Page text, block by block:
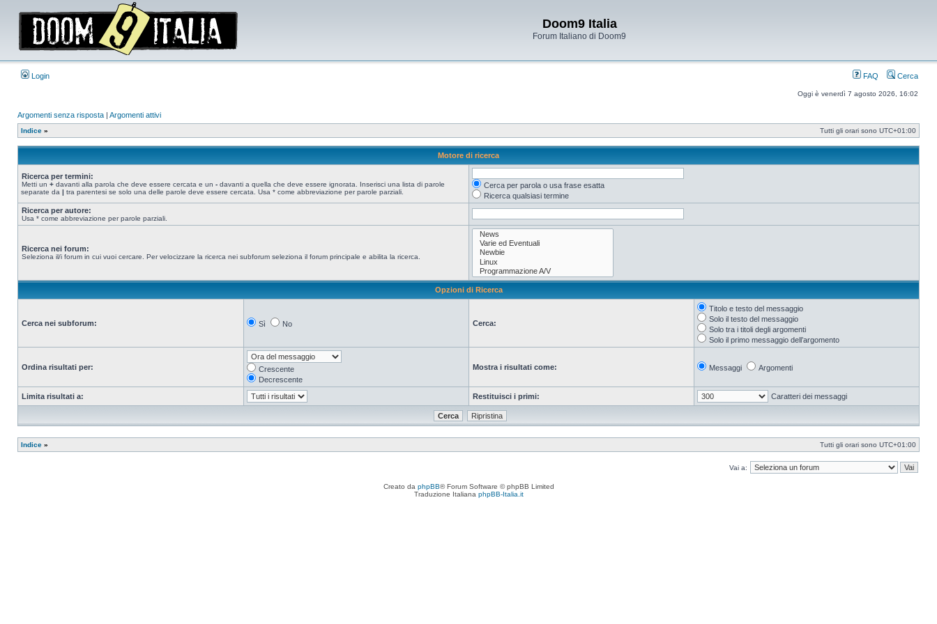
Doom9 Italia
Forum Italiano di Doom9
Login FAQ Cerca
Oggi è venerdì 7 agosto 2026, 16:02
Argomenti senza risposta | Argomenti attivi
Indice » Tutti gli orari sono UTC+01:00
Motore di ricerca
Ricerca per termini:
Metti un + davanti alla parola che deve essere cercata e un - davanti a quella che deve essere ignorata. Inserisci una lista di parole
separate da | tra parentesi se solo una delle parole deve essere cercata. Usa * come abbreviazione per parole parziali.
Cerca per parola o usa frase esatta
Ricerca qualsiasi termine
Ricerca per autore:
Usa * come abbreviazione per parole parziali.
Ricerca nei forum:
Seleziona il/i forum in cui vuoi cercare. Per velocizzare la ricerca nei subforum seleziona il forum principale e abilita la ricerca.
Opzioni di Ricerca
Cerca nei subforum: Sì No Cerca:
Titolo e testo del messaggio
Solo il testo del messaggio
Solo tra i titoli degli argomenti
Solo il primo messaggio dell’argomento
Ordina risultati per:
Crescente
Decrescente
Mostra i risultati come: Messaggi Argomenti
Limita risultati a: Restituisci i primi: Caratteri dei messaggi
Indice » Tutti gli orari sono UTC+01:00
Vai a:
Creato da phpBB® Forum Software © phpBB Limited
Traduzione Italiana phpBB-Italia.it